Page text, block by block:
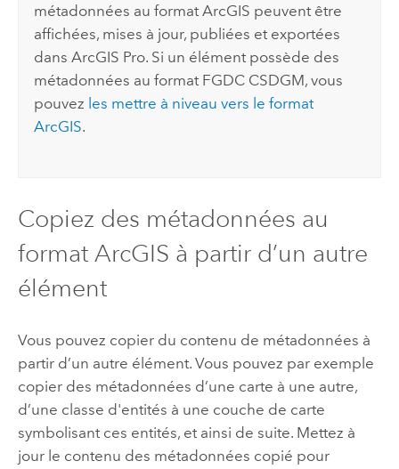
métadonnées au format ArcGIS peuvent être
affichées, mises à jour, publiées et exportées
dansArcGIS Pro. Si un élément possède des
métadonnées au format FGDC CSDGM, vous
pouvez les mettre à niveau vers le format
ArcGIS.
Copiez des métadonnées au
format ArcGIS à partir d’un autre
élément
Vous pouvez copier du contenu de métadonnées à
partir d’un autre élément. Vous pouvez par exemple
copier des métadonnées d’une carte à une autre,
d’une classe d'entités à une couche de carte
symbolisant ces entités, et ainsi de suite. Mettez à
jour le contenu des métadonnées copié pour